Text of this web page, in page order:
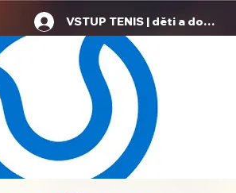
VSTUP TENIS | děti a dospělí